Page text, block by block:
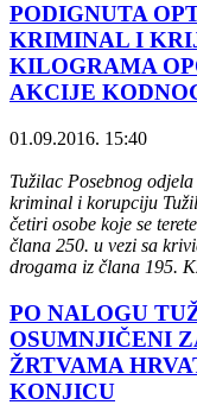
PODIGNUTA
KRIMINAL I
KILOGRAMA
AKCIJE
01.09.2016. 15:40
Tužilac Posebnog
kriminal i korupciju
četiri osobe koje se
člana 250. u vezi sa
drogama iz člana 195.
PO NALOGU
OSUMNJIČENI
ŽRTVAMA
KONJICU